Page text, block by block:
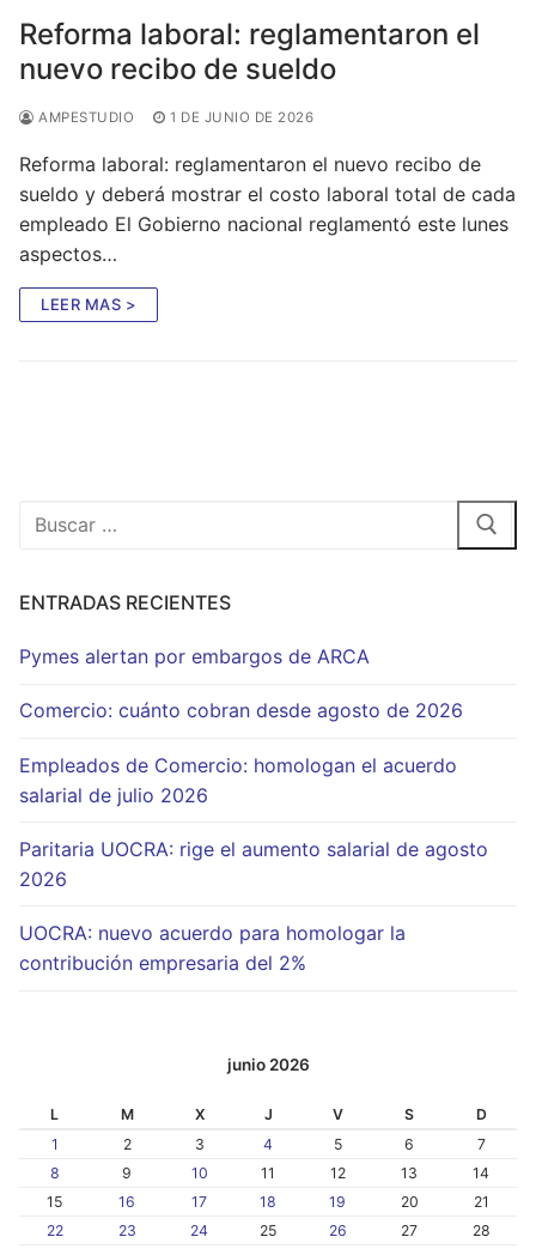
Reforma laboral: reglamentaron el
nuevo recibo de sueldo
AMPESTUDIO 1 DE JUNIO DE 2026
Reforma laboral: reglamentaron el nuevo recibo de
sueldo y deberá mostrar el costo laboral total de cada
empleado El Gobierno nacional reglamentó este lunes
aspectos…
LEER MAS >
Buscar:
ENTRADAS RECIENTES
Pymes alertan por embargos de ARCA
Comercio: cuánto cobran desde agosto de 2026
Empleados de Comercio: homologan el acuerdo
salarial de julio 2026
Paritaria UOCRA: rige el aumento salarial de agosto
2026
UOCRA: nuevo acuerdo para homologar la
contribución empresaria del 2%
junio 2026
L M X J V S
D
1
2 3 4 5 6
7
8
9 10 11 12 13
14
15
16 17 18 19 20
21
22
23 24 25 26 27
28